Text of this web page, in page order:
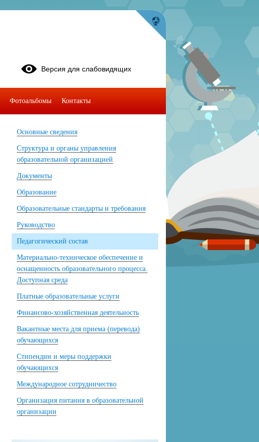
Основные сведения
Структура и органы управления
образовательной организацией
Документы
Образование
Образовательные стандарты и требования
Руководство
Педагогический состав
Материально-техническое обеспечение и
оснащенность образовательного процесса.
Доступная среда
Платные образовательные услуги
Финансово-хозяйственная деятельность
Вакантные места для приема (перевода)
обучающихся
Стипендии и меры поддержки
обучающихся
Международное сотрудничество
Организация питания в образовательной
организации
Версия для слабовидящих
Фотоальбомы Контакты